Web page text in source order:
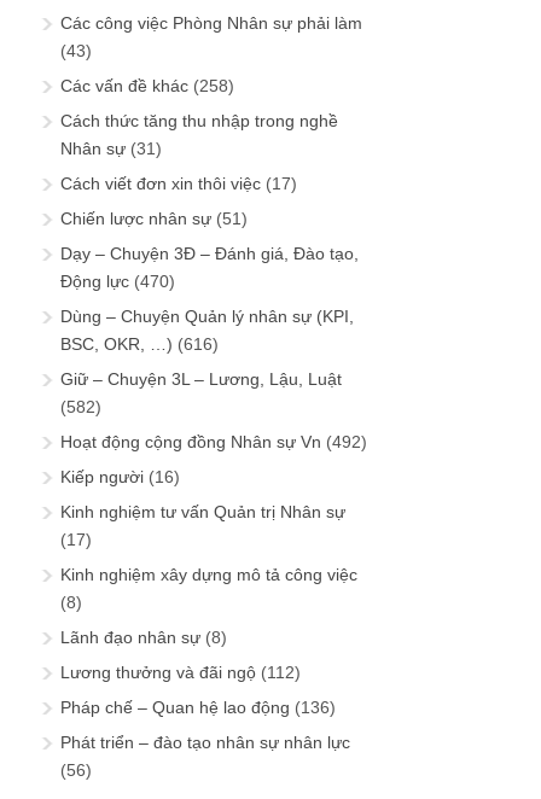
Các công việc Phòng Nhân sự phải làm
(43)
Các vấn đề khác (258)
Cách thức tăng thu nhập trong nghề
Nhân sự (31)
Cách viết đơn xin thôi việc (17)
Chiến lược nhân sự (51)
Dạy – Chuyện 3Đ – Đánh giá, Đào tạo,
Động lực (470)
Dùng – Chuyện Quản lý nhân sự (KPI,
BSC, OKR, …) (616)
Giữ – Chuyện 3L – Lương, Lậu, Luật
(582)
Hoạt động cộng đồng Nhân sự Vn (492)
Kiếp người (16)
Kinh nghiệm tư vấn Quản trị Nhân sự
(17)
Kinh nghiệm xây dựng mô tả công việc
(8)
Lãnh đạo nhân sự (8)
Lương thưởng và đãi ngộ (112)
Pháp chế – Quan hệ lao động (136)
Phát triển – đào tạo nhân sự nhân lực
(56)